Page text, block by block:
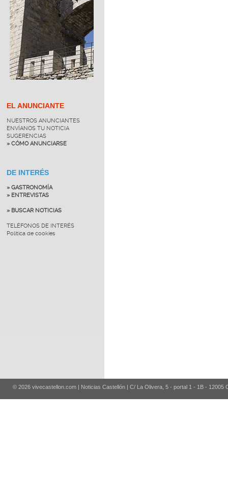
EL ANUNCIANTE
NUESTROS ANUNCIANTES
ENVÍANOS TU NOTICIA
SUGERENCIAS
» CÓMO ANUNCIARSE
DE INTERÉS
» GASTRONOMÍA
» ENTREVISTAS
» BUSCAR NOTICIAS
TELÉFONOS DE INTERÉS
Política de cookies
© 2026 vivecastellon.com | Noticias Castellón | C/ La Olivera, 5 - portal 1 - 1B - 12005